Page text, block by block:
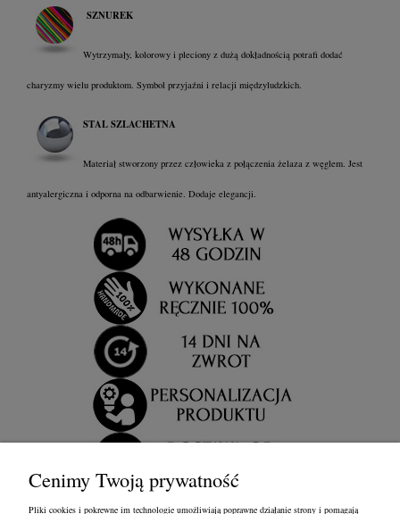
SZNUREK
Wytrzymały, kolorowy i pleciony z dużą dokładnością potrafi dodać
charyzmy wielu produktom. Symbol przyjaźni i relacji międzyludzkich.
STAL SZLACHETNA
Materiał stworzony przez człowieka z połączenia żelaza z węglem. Jest
antyalergiczna i odporna na odbarwienie. Dodaje elegancji.
Cenimy Twoją prywatność
Pliki cookies i pokrewne im technologie umożliwiają poprawne działanie strony i pomagają